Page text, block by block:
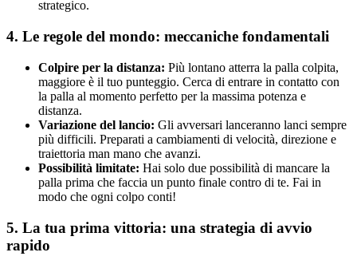
strategico.
4. Le regole del mondo: meccaniche fondamentali
Colpire per la distanza: Più lontano atterra la palla colpita,
maggiore è il tuo punteggio. Cerca di entrare in contatto con
la palla al momento perfetto per la massima potenza e
distanza.
Variazione del lancio: Gli avversari lanceranno lanci sempre
più difficili. Preparati a cambiamenti di velocità, direzione e
traiettoria man mano che avanzi.
Possibilità limitate: Hai solo due possibilità di mancare la
palla prima che faccia un punto finale contro di te. Fai in
modo che ogni colpo conti!
5. La tua prima vittoria: una strategia di avvio
rapido